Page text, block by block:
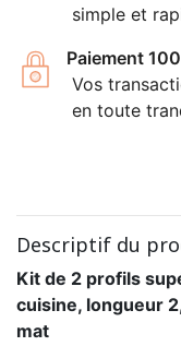
simple et
Paiement
Vos
en toute
Descriptif du
Kit de 2 profils
cuisine, longueur
mat